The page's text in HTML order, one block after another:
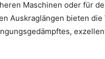
Maschinen oder für
Auskraglängen bieten die